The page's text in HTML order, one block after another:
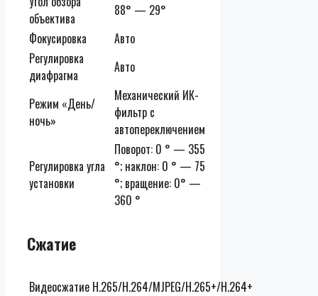
объектива
88° — 29°
Фокусировка
Авто
Регулировка
диафрагма
Авто
Режим «День/
ночь»
Механический ИК-
фильтр с
автопереключением
Регулировка угла
установки
Поворот: 0 ° — 355
°; наклон: 0 ° — 75
°; вращение: 0° —
360 °
Сжатие
Видеосжатие H.265/H.264/MJPEG/H.265+/H.264+